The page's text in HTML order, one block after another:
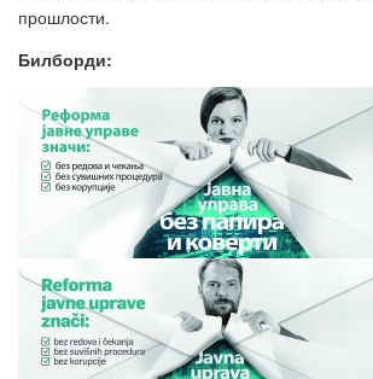
прошлости.
Билборди: